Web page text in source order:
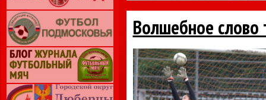
Волшебное слово